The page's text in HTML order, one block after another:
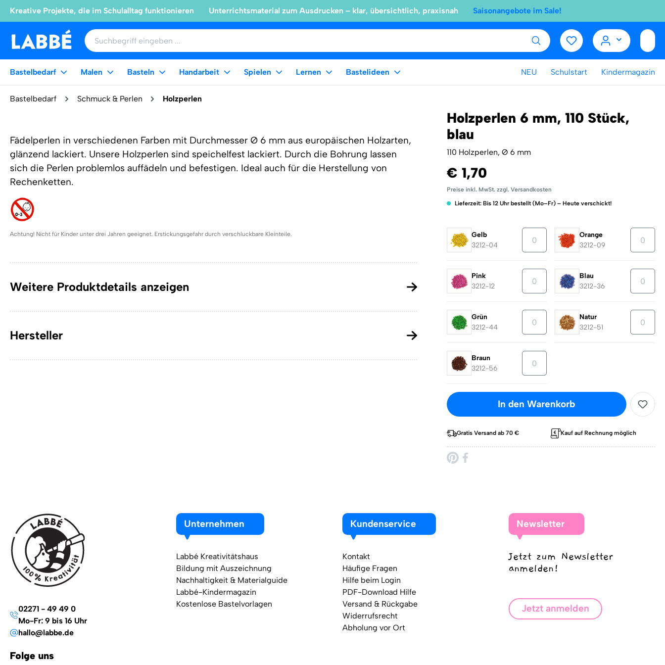
Kreative Projekte, die im Schulalltag funktionieren Unterrichtsmaterial zum Ausdrucken – klar, übersichtlich, praxisnah Saisonangebote im Sale!
Bastelbedarf Malen Basteln Handarbeit Spielen Lernen Bastelideen NEU Schulstart Kindermagazin
Bastelbedarf Schmuck & Perlen Holzperlen
Fädelperlen in verschiedenen Farben mit Durchmesser Ø 6 mm aus europäischen Holzarten,
glänzend lackiert. Unsere Holzperlen sind speichelfest lackiert. Durch die Bohrung lassen
sich die Perlen problemlos auffädeln und befestigen. Ideal auch für die Herstellung von
Rechenketten.
Achtung! Nicht für Kinder unter drei Jahren geeignet. Erstickungsgefahr durch verschluckbare Kleinteile.
Weitere Produktdetails anzeigen
Hersteller
Holzperlen 6 mm, 110 Stück,
blau
110 Holzperlen, Ø 6 mm
€ 1,70
Preise inkl. MwSt. zzgl. Versandkosten
Lieferzeit: Bis 12 Uhr bestellt (Mo–Fr) – Heute verschickt!
Gelb
3212-04
Orange
3212-09
Pink
3212-12
Blau
3212-36
Grün
3212-44
Natur
3212-51
Braun
3212-56
In den Warenkorb
Gratis Versand ab 70 € Kauf auf Rechnung möglich
02271 - 49 49 0
Mo-Fr: 9 bis 16 Uhr
hallo@labbe.de
Folge uns
Unternehmen
Labbé Kreativitätshaus
Bildung mit Auszeichnung
Nachhaltigkeit & Materialguide
Labbé-Kindermagazin
Kostenlose Bastelvorlagen
Kundenservice
Kontakt
Häufige Fragen
Hilfe beim Login
PDF-Download Hilfe
Versand & Rückgabe
Widerrufsrecht
Abholung vor Ort
Newsletter
Jetzt zum Newsletter
anmelden!
Jetzt anmelden